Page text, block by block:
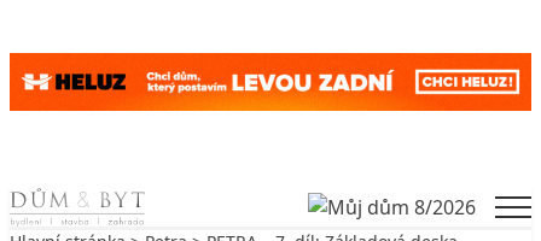
Skip to content